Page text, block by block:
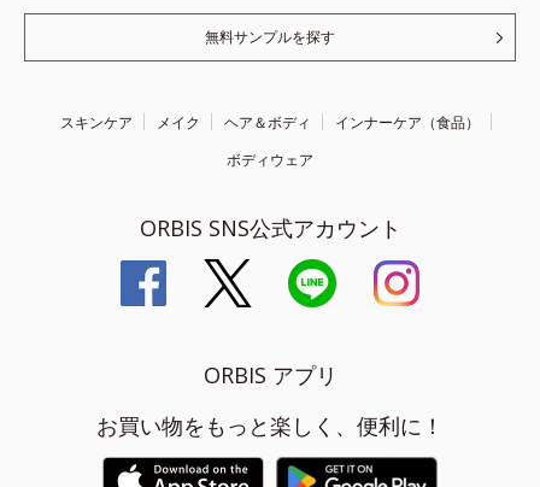
無料サンプルを探す
スキンケア メイク ヘア＆ボディ
インナーケア（食品）
ボディウェア
ORBIS SNS公式アカウント
ORBIS アプリ
お買い物をもっと楽しく、便利に！